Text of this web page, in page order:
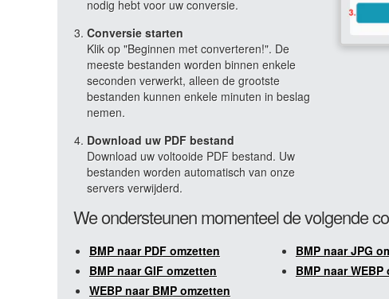
nodig hebt voor uw conversie.
Conversie starten
Klik op "Beginnen met converteren!". De
meeste bestanden worden binnen enkele
seconden verwerkt, alleen de grootste
bestanden kunnen enkele minuten in beslag
nemen.
Download uw PDF bestand
Download uw voltooide PDF bestand. Uw
bestanden worden automatisch van onze
servers verwijderd.
We ondersteunen momenteel de volgende
BMP naar PDF omzetten BMP naar JPG
BMP naar GIF omzetten
BMP naar WEBP
WEBP naar BMP omzetten